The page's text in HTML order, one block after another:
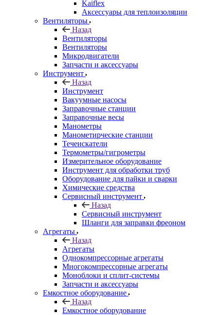
Kaiflex
Аксессуары для теплоизоляции
Вентиляторы
Назад
Вентиляторы
Вентиляторы
Микродвигатели
Запчасти и аксессуары
Инструмент
Назад
Инструмент
Вакуумные насосы
Заправочные станции
Заправочные весы
Манометры
Манометирческие станции
Течеискатели
Термометры/гигрометры
Измерительное оборудование
Инструмент для обработки труб
Оборудование для пайки и сварки
Химические средства
Сервисный инструмент
Назад
Сервисный инструмент
Шланги для заправки фреоном
Агрегаты
Назад
Агрегаты
Однокомпрессорные агрегаты
Многокомпрессорные агрегаты
Моноблоки и сплит-системы
Запчасти и аксессуары
Емкостное оборудование
Назад
Емкостное оборудование